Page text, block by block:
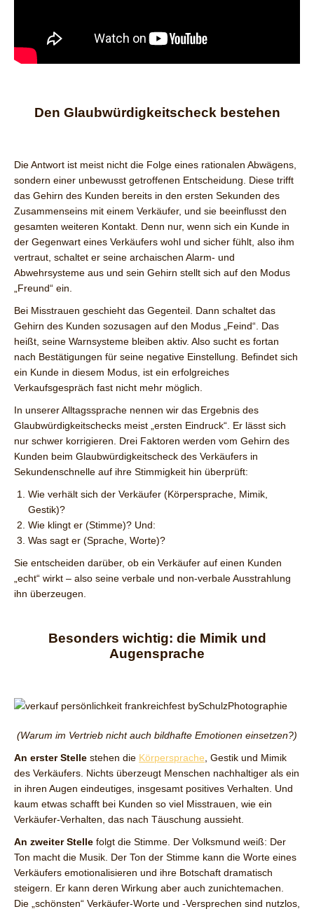
Den Glaubwürdigkeitscheck bestehen
Die Antwort ist meist nicht die Folge eines rationalen Abwägens,
sondern einer unbewusst getroffenen Entscheidung. Diese trifft
das Gehirn des Kunden bereits in den ersten Sekunden des
Zusammenseins mit einem Verkäufer, und sie beeinflusst den
gesamten weiteren Kontakt. Denn nur, wenn sich ein Kunde in
der Gegenwart eines Verkäufers wohl und sicher fühlt, also ihm
vertraut, schaltet er seine archaischen Alarm- und
Abwehrsysteme aus und sein Gehirn stellt sich auf den Modus
„Freund“ ein.
Bei Misstrauen geschieht das Gegenteil. Dann schaltet das
Gehirn des Kunden sozusagen auf den Modus „Feind“. Das
heißt, seine Warnsysteme bleiben aktiv. Also sucht es fortan
nach Bestätigungen für seine negative Einstellung. Befindet sich
ein Kunde in diesem Modus, ist ein erfolgreiches
Verkaufsgespräch fast nicht mehr möglich.
In unserer Alltagssprache nennen wir das Ergebnis des
Glaubwürdigkeitschecks meist „ersten Eindruck“. Er lässt sich
nur schwer korrigieren. Drei Faktoren werden vom Gehirn des
Kunden beim Glaubwürdigkeitscheck des Verkäufers in
Sekundenschnelle auf ihre Stimmigkeit hin überprüft:
Wie verhält sich der Verkäufer (Körpersprache, Mimik,
Gestik)?
Wie klingt er (Stimme)? Und:
Was sagt er (Sprache, Worte)?
Sie entscheiden darüber, ob ein Verkäufer auf einen Kunden
„echt“ wirkt – also seine verbale und non-verbale Ausstrahlung
ihn überzeugen.
Besonders wichtig: die Mimik und
Augensprache
(Warum im Vertrieb nicht auch bildhafte Emotionen einsetzen?)
An erster Stelle stehen die Körpersprache , Gestik und Mimik
des Verkäufers. Nichts überzeugt Menschen nachhaltiger als ein
in ihren Augen eindeutiges, insgesamt positives Verhalten. Und
kaum etwas schafft bei Kunden so viel Misstrauen, wie ein
Verkäufer-Verhalten, das nach Täuschung aussieht.
An zweiter Stelle folgt die Stimme. Der Volksmund weiß: Der
Ton macht die Musik. Der Ton der Stimme kann die Worte eines
Verkäufers emotionalisieren und ihre Botschaft dramatisch
steigern. Er kann deren Wirkung aber auch zunichtemachen.
Die „schönsten“ Verkäufer-Worte und -Versprechen sind nutzlos,